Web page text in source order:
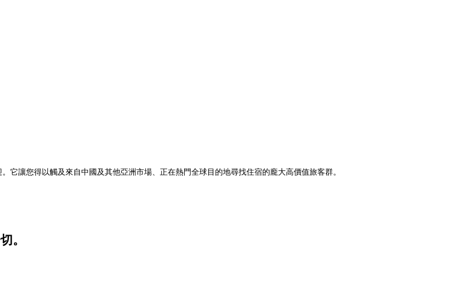
讓您得以觸及來自中國及其他亞洲市場、正在熱門全球目的地尋找住宿的龐大高價值旅客群。
。